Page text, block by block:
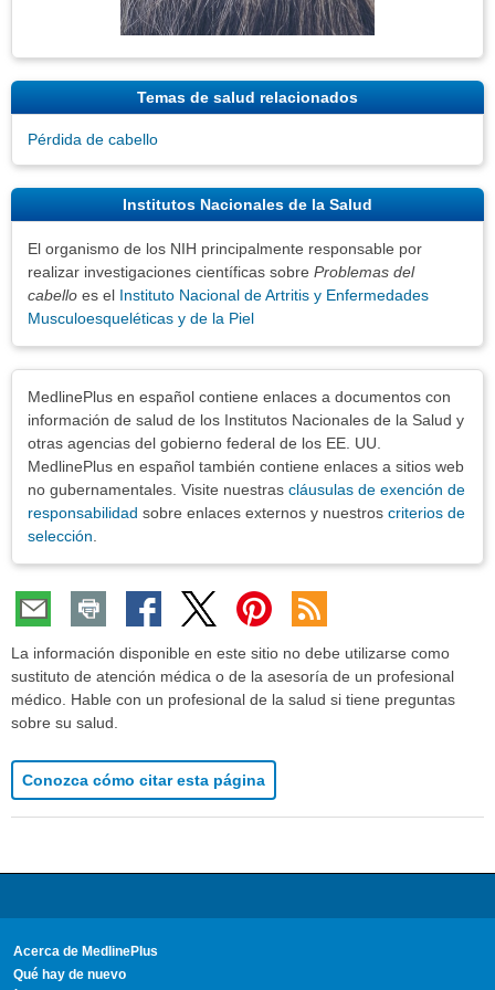
Temas de salud relacionados
Pérdida de cabello
Institutos Nacionales de la Salud
El organismo de los NIH principalmente responsable por
realizar investigaciones científicas sobre Problemas del
cabello es el Instituto Nacional de Artritis y Enfermedades
Musculoesqueléticas y de la Piel
MedlinePlus en español contiene enlaces a documentos con
información de salud de los Institutos Nacionales de la Salud y
otras agencias del gobierno federal de los EE. UU.
MedlinePlus en español también contiene enlaces a sitios web
no gubernamentales. Visite nuestras cláusulas de exención de
responsabilidad sobre enlaces externos y nuestros criterios de
selección
La información disponible en este sitio no debe utilizarse como
sustituto de atención médica o de la asesoría de un profesional
médico. Hable con un profesional de la salud si tiene preguntas
sobre su salud.
Conozca cómo citar esta página
Acerca de MedlinePlus
Qué hay de nuevo